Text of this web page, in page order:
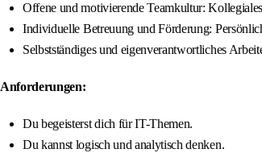
Offene und motivierende Teamkultur:
Individuelle Betreuung und Förderung:
Selbstständiges und eigenverantwortliches
Anforderungen:
Du begeisterst dich für IT-Themen.
Du kannst logisch und analytisch denken.